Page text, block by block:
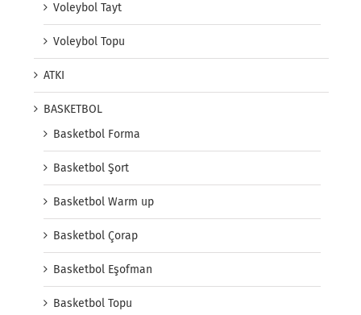
Voleybol Tayt
Voleybol Topu
ATKI
BASKETBOL
Basketbol Forma
Basketbol Şort
Basketbol Warm up
Basketbol Çorap
Basketbol Eşofman
Basketbol Topu